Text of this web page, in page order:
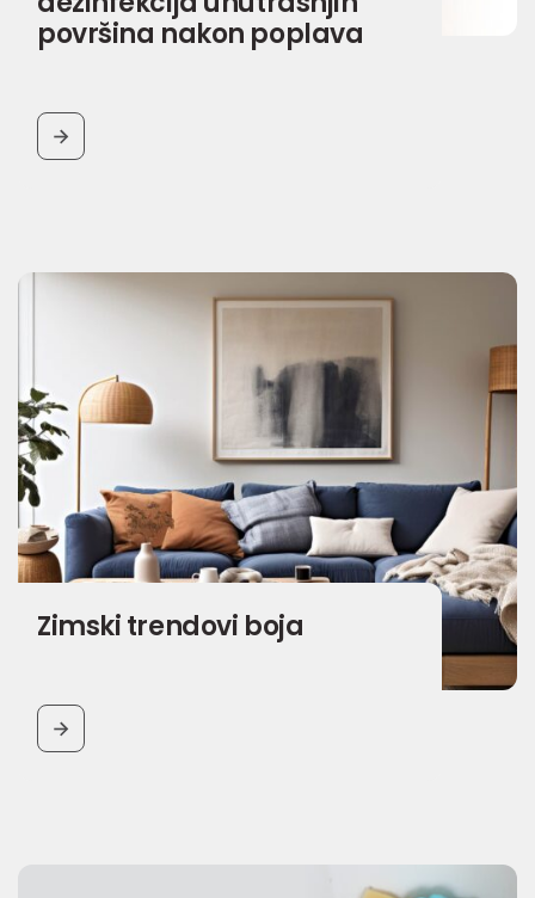
površina nakon poplava
BUTTON
Zimski trendovi boja
BUTTON